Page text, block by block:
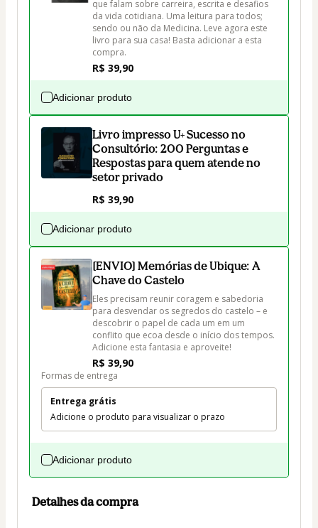
que falam sobre carreira, escrita e desafios
da vida cotidiana. Uma leitura para todos;
sendo ou não da Medicina. Leve agora este
livro para sua casa! Basta adicionar a esta
compra.
R$ 39,90
Adicionar produto
Livro impresso U+ Sucesso no
Consultório: 200 Perguntas e
Respostas para quem atende no
setor privado
R$ 39,90
Adicionar produto
[ENVIO] Memórias de Ubique: A
Chave do Castelo
Eles precisam reunir coragem e sabedoria
para desvendar os segredos do castelo – e
descobrir o papel de cada um em um
conflito que ecoa desde o início dos tempos.
Adicione esta fantasia e aproveite!
R$ 39,90
Formas de entrega
Entrega grátis
Adicione o produto para visualizar o prazo
Adicionar produto
Detalhes da compra